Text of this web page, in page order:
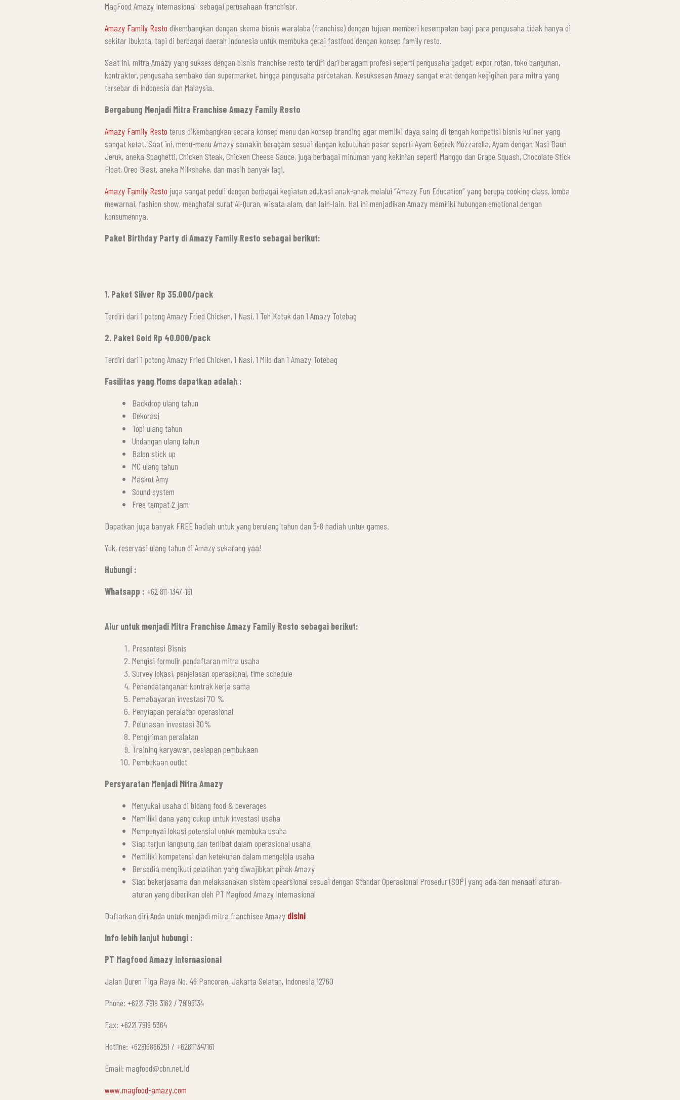
MagFood Amazy Internasional sebagai perusahaan franchisor.
Amazy Family Resto dikembangkan dengan skema bisnis waralaba (franchise) dengan tujuan memberi kesempatan bagi para pengusaha tidak hanya di
sekitar Ibukota, tapi di berbagai daerah Indonesia untuk membuka gerai fastfood dengan konsep family resto.
Saat ini, mitra Amazy yang sukses dengan bisnis franchise resto terdiri dari beragam profesi seperti pengusaha gadget, expor rotan, toko bangunan,
kontraktor, pengusaha sembako dan supermarket, hingga pengusaha percetakan. Kesuksesan Amazy sangat erat dengan kegigihan para mitra yang
tersebar di Indonesia dan Malaysia.
Bergabung Menjadi Mitra Franchise Amazy Family Resto
Amazy Family Resto terus dikembangkan secara konsep menu dan konsep branding agar memilki daya saing di tengah kompetisi bisnis kuliner yang
sangat ketat. Saat ini, menu-menu Amazy semakin beragam sesuai dengan kebutuhan pasar seperti Ayam Geprek Mozzarella, Ayam dengan Nasi Daun
Jeruk, aneka Spaghetti, Chicken Steak, Chicken Cheese Sauce, juga berbagai minuman yang kekinian seperti Manggo dan Grape Squash, Chocolate Stick
Float, Oreo Blast, aneka Milkshake, dan masih banyak lagi.
Amazy Family Resto juga sangat peduli dengan berbagai kegiatan edukasi anak-anak melalui “Amazy Fun Education” yang berupa cooking class, lomba
mewarnai, fashion show, menghafal surat Al-Quran, wisata alam, dan lain-lain. Hal ini menjadikan Amazy memiliki hubungan emotional dengan
konsumennya.
Paket Birthday Party di Amazy Family Resto sebagai berikut:
1. Paket Silver Rp 35.000/pack
Terdiri dari 1 potong Amazy Fried Chicken, 1 Nasi, 1 Teh Kotak dan 1 Amazy Totebag
2. Paket Gold Rp 40.000/pack
Terdiri dari 1 potong Amazy Fried Chicken, 1 Nasi, 1 Milo dan 1 Amazy Totebag
Fasilitas yang Moms dapatkan adalah :
Backdrop ulang tahun
Dekorasi
Topi ulang tahun
Undangan ulang tahun
Balon stick up
MC ulang tahun
Maskot Amy
Sound system
Free tempat 2 jam
Dapatkan juga banyak FREE hadiah untuk yang berulang tahun dan 5-8 hadiah untuk games.
Yuk, reservasi ulang tahun di Amazy sekarang yaa!
Hubungi :
Whatsapp : +62 811-1347-161
Alur untuk menjadi Mitra Franchise Amazy Family Resto sebagai berikut:
Presentasi Bisnis
Mengisi formulir pendaftaran mitra usaha
Survey lokasi, penjelasan operasional, time schedule
Penandatanganan kontrak kerja sama
Pemabayaran investasi 70 %
Penyiapan peralatan operasional
Pelunasan investasi 30%
Pengiriman peralatan
Training karyawan, pesiapan pembukaan
Pembukaan outlet
Persyaratan Menjadi Mitra Amazy
Menyukai usaha di bidang food & beverages
Memiliki dana yang cukup untuk investasi usaha
Mempunyai lokasi potensial untuk membuka usaha
Siap terjun langsung dan terlibat dalam operasional usaha
Memiliki kompetensi dan ketekunan dalam mengelola usaha
Bersedia mengikuti pelatihan yang diwajibkan pihak Amazy
Siap bekerjasama dan melaksanakan sistem opearsional sesuai dengan Standar Operasional Prosedur (SOP) yang ada dan menaati aturan-
aturan yang diberikan oleh PT Magfood Amazy Internasional
Daftarkan diri Anda untuk menjadi mitra franchisee Amazy disini
Info lebih lanjut hubungi :
PT Magfood Amazy Internasional
Jalan Duren Tiga Raya No. 46 Pancoran, Jakarta Selatan, Indonesia 12760
Phone: +6221 7919 3162 / 79195134
Fax: +6221 7919 5364
Hotline: +62816866251 / +628111347161
Email: magfood@cbn.net.id
www.magfood-amazy.com